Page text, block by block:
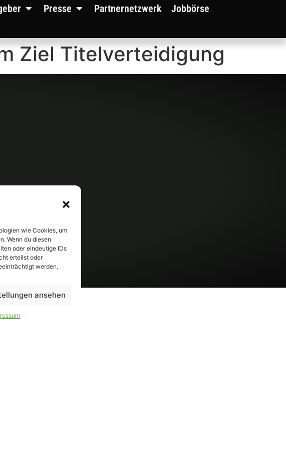
wie Cookies, um
Wenn du diesen
oder eindeutige IDs
erteilst oder
werden.
ansehen
Presse Partnernetzwerk Jobbörse
Ziel Titelverteidigung